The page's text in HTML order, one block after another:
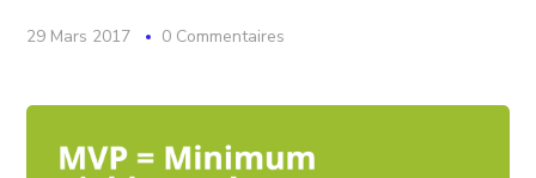
29 Mars 2017 0 Commentaires